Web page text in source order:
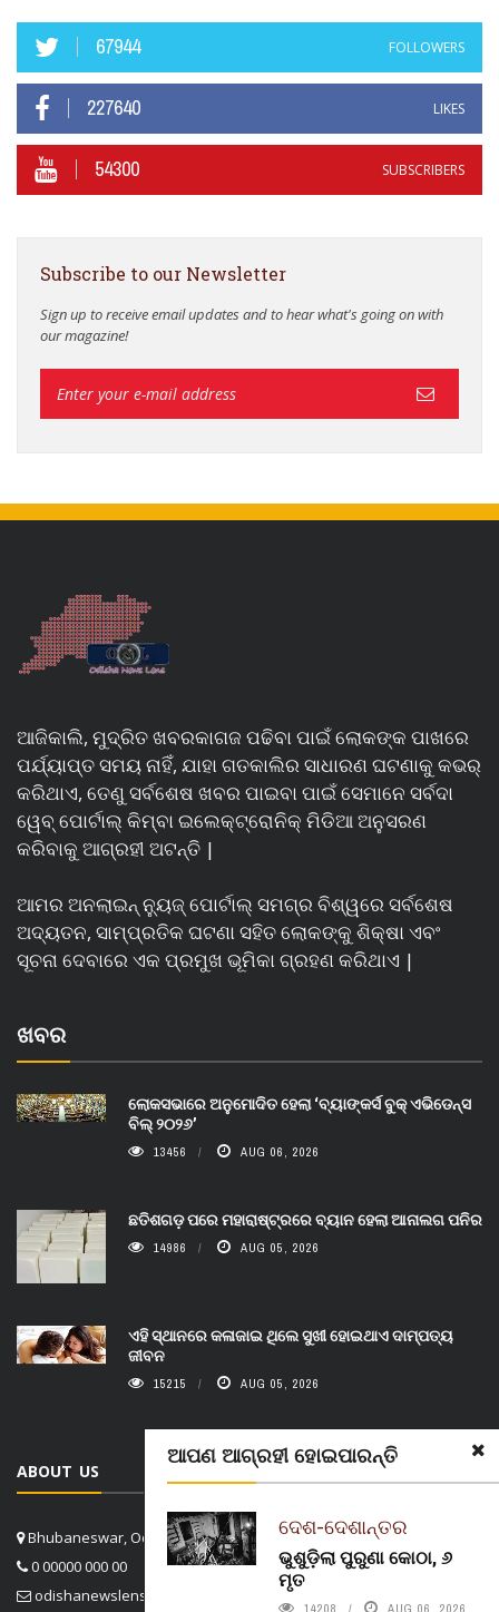
ଆପଣ ଆଗ୍ରହୀ ହୋଇପାରନ୍ତି
ଦେଶ-ଦେଶାନ୍ତର
ଭୁଶୁଡ଼ିଲା ପୁରୁଣା କୋଠା, ୬
ମୃତ
14208 AUG 06, 2026
67944 FOLLOWERS
227640 LIKES
54300 SUBSCRIBERS
Subscribe to our Newsletter
Sign up to receive email updates and to hear what's going on with
our magazine!
ଆଜିକାଲି, ମୁଦ୍ରିତ ଖବରକାଗଜ ପଢିବା ପାଇଁ ଲୋକଙ୍କ ପାଖରେ
ପର୍ଯ୍ୟାପ୍ତ ସମୟ ନାହିଁ, ଯାହା ଗତକାଲିର ସାଧାରଣ ଘଟଣାକୁ କଭର୍
କରିଥାଏ, ତେଣୁ ସର୍ବଶେଷ ଖବର ପାଇବା ପାଇଁ ସେମାନେ ସର୍ବଦା
ୱେବ୍ ପୋର୍ଟାଲ୍ କିମ୍ବା ଇଲେକ୍ଟ୍ରୋନିକ୍ ମିଡିଆ ଅନୁସରଣ
କରିବାକୁ ଆଗ୍ରହୀ ଅଟନ୍ତି |
ଆମର ଅନଲାଇନ୍ ନ୍ୟୁଜ୍ ପୋର୍ଟାଲ୍ ସମଗ୍ର ବିଶ୍ୱରେ ସର୍ବଶେଷ
ଅଦ୍ୟତନ, ସାମ୍ପ୍ରତିକ ଘଟଣା ସହିତ ଲୋକଙ୍କୁ ଶିକ୍ଷା ଏବଂ
ସୂଚନା ଦେବାରେ ଏକ ପ୍ରମୁଖ ଭୂମିକା ଗ୍ରହଣ କରିଥାଏ |
ଖବର
ଲୋକସଭାରେ ଅନୁମୋଦିତ ହେଲା ‘ବ୍ୟାଙ୍କର୍ସ ବୁକ୍ ଏଭିଡେନ୍ସ
ବିଲ୍ ୨୦୨୬’
13456 AUG 06, 2026
ଛତିଶଗଡ଼ ପରେ ମହାରାଷ୍ଟ୍ରରେ ବ୍ୟାନ ହେଲା ଆନାଲଗ ପନିର
14986 AUG 05, 2026
ଏହି ସ୍ଥାନରେ କଳାଜାଇ ଥିଲେ ସୁଖୀ ହୋଇଥାଏ ଦାମ୍ପତ୍ୟ
ଜୀବନ
15215 AUG 05, 2026
ABOUT US
Bhubaneswar, Odisha, India
0 00000 000 00
odishanewslens@gmail.com